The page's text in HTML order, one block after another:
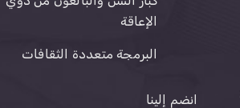
الإعاقة
البرمجة متعددة الثقافات
انضم إلينا